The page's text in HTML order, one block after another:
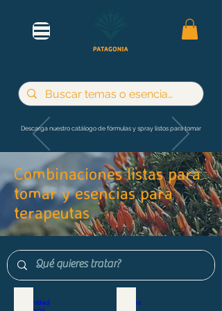
Descarga nuestro catálogo de fórmulas y spray listos para tomar
Combinaciones listas para
tomar y esencias para
terapeutas
Maternidad e infancia Adultos y jóvenes